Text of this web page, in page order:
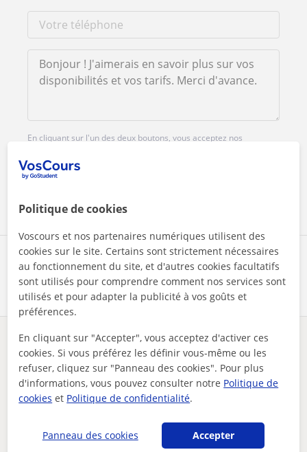
Partagez ce professeur
En cliquant sur l'un des deux boutons, vous acceptez nos
Des problèmes avec ce profil ?Signalez-le
Vos cours particuliers En ligne
Informatique
je donne des cours particuliers de soutien scolaire en ligne...
Autres professeurs d'Informatique en
ligne susceptibles de vous intéresser
Politique de cookies
Voscours et nos partenaires numériques utilisent des
cookies sur le site. Certains sont strictement nécessaires
au fonctionnement du site, et d'autres cookies facultatifs
sont utilisés pour comprendre comment nos services sont
utilisés et pour adapter la publicité à vos goûts et
préférences.
En cliquant sur "Accepter", vous acceptez d'activer ces
cookies. Si vous préférez les définir vous-même ou les
refuser, cliquez sur "Panneau des cookies". Pour plus
d'informations, vous pouvez consulter notre Politique de
cookies et Politique de confidentialité.
Panneau des cookies Accepter